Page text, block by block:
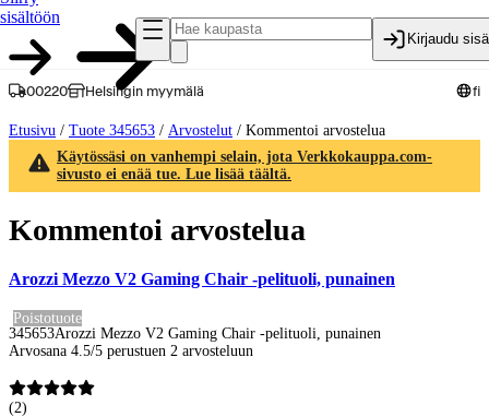
sisältöön
Kirjaudu
00220 Helsingin myymälä fi
Etusivu / Tuote 345653 / Arvostelut / Kommentoi arvostelua
Käytössäsi on vanhempi selain, jota Verkkokauppa.com-
sivusto ei enää tue. Lue lisää täältä.
Kommentoi arvostelua
Arozzi Mezzo V2 Gaming Chair -pelituoli, punainen
Poistotuote
345653Arozzi Mezzo V2 Gaming Chair -pelituoli, punainen
Arvosana 4.5/5 perustuen 2 arvosteluun
(2)